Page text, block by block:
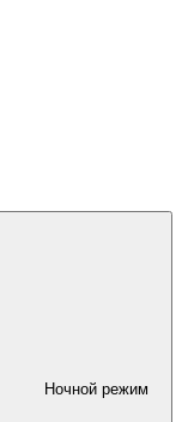
Ночной режим